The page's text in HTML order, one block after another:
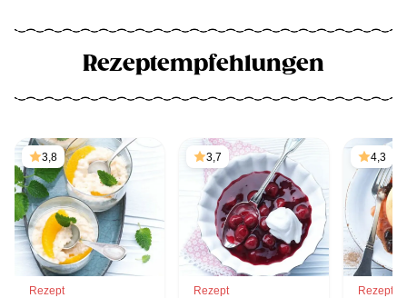
Rezeptempfehlungen
3,8
Rezept
3,7
Rezept
4,3
Rezept